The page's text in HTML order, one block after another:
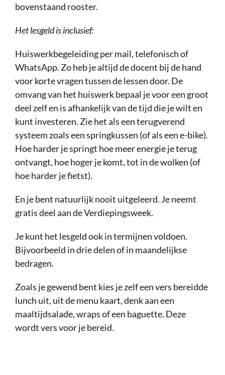
bovenstaand rooster.
Het lesgeld is inclusief:
Huiswerkbegeleiding per mail, telefonisch of
WhatsApp. Zo heb je altijd de docent bij de hand
voor korte vragen tussen de lessen door. De
omvang van het huiswerk bepaal je voor een groot
deel zelf en is afhankelijk van de tijd die je wilt en
kunt investeren. Zie het als een terugverend
systeem zoals een springkussen (of als een e-bike).
Hoe harder je springt hoe meer energie je terug
ontvangt, hoe hoger je komt, tot in de wolken (of
hoe harder je fietst).
En je bent natuurlijk nooit uitgeleerd. Je neemt
gratis deel aan de Verdiepingsweek.
Je kunt het lesgeld ook in termijnen voldoen.
Bijvoorbeeld in drie delen of in maandelijkse
bedragen.
Zoals je gewend bent kies je zelf een vers bereidde
lunch uit, uit de menu kaart, denk aan een
maaltijdsalade, wraps of een baguette. Deze
wordt vers voor je bereid.